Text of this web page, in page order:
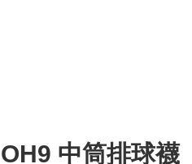
OH9 中筒排球襪